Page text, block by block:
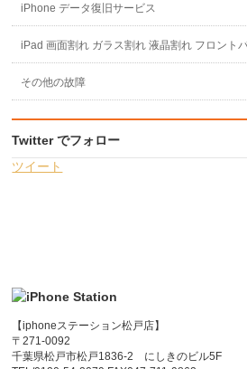
iPhone データ復旧サービス
iPad 画面割れ ガラス割れ 液晶割れ フロント
その他の故障
Twitter でフォロー
ツイート
【iphoneステーション松戸店】
〒271-0092
千葉県松戸市松戸1836-2 にしきのビル5F